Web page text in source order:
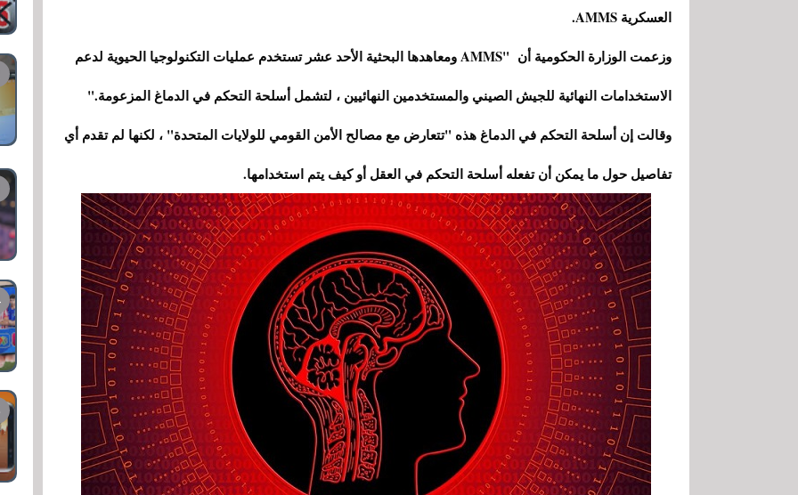
العسكرية AMMS.
وزعمت الوزارة الحكومية أن "AMMS ومعاهدها البحثية الأحد عشر تستخدم عمليات التكنولوجيا الحيوية لدعم
الاستخدامات النهائية للجيش الصيني والمستخدمين النهائيين ، لتشمل أسلحة التحكم في الدماغ المزعومة."
وقالت إن أسلحة التحكم في الدماغ هذه "تتعارض مع مصالح الأمن القومي للولايات المتحدة" ، لكنها لم تقدم أي
تفاصيل حول ما يمكن أن تفعله أسلحة التحكم في العقل أو كيف يتم استخدامها.